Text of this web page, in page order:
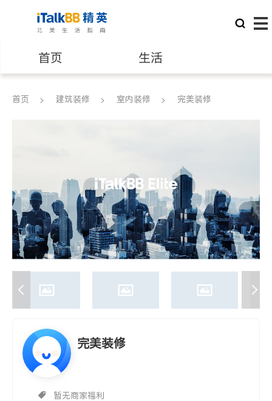
首页 生活
医生 律师
养老 非盈利组织
首页 建筑装修 室内装修 完美装修
完美装修
暂无商家福利